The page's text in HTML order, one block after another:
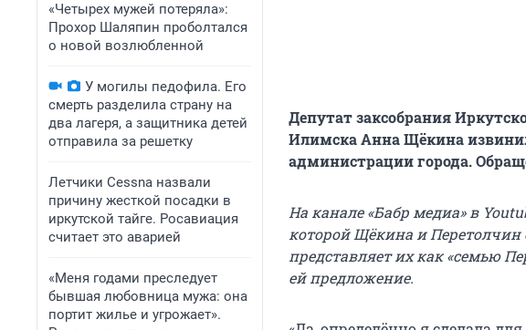
«Четырех мужей потеряла»:
Прохор Шаляпин проболтался
о новой возлюбленной
У могилы педофила. Его
смерть разделила страну на
два лагеря, а защитника детей
отправила за решетку
Летчики Cessna назвали
причину жесткой посадки в
иркутской тайге. Росавиация
считает это аварией
«Меня годами преследует
бывшая любовница мужа: она
портит жилье и угрожает».
Депутат заксобрания
Илимска Анна Щёкина
администрации города.
На канале «Бабр медиа» в
которой Щёкина и
представляет их как «семью
ей предложение.